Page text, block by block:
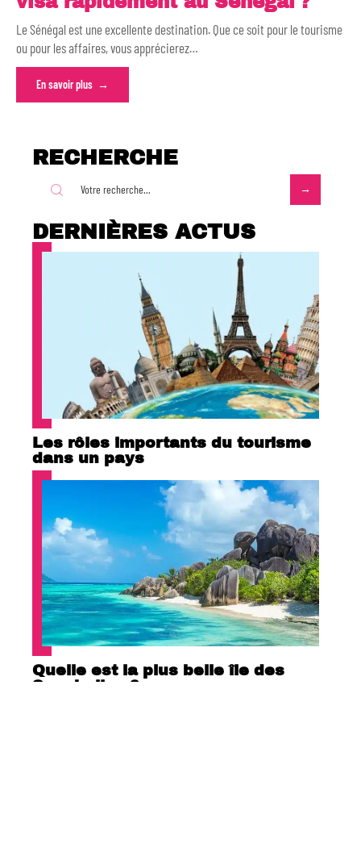
Le Sénégal est une excellente destination. Que ce soit pour le tourisme
ou pour les affaires, vous apprécierez…
En savoir plus
RECHERCHE
DERNIÈRES ACTUS
Les rôles importants du tourisme
dans un pays
Quelle est la plus belle île des
Seychelles ?